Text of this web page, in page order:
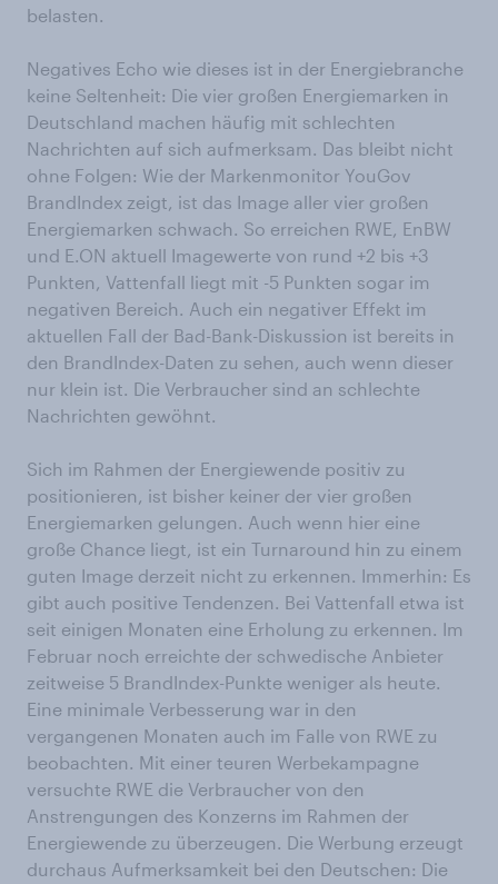
belasten.
Negatives Echo wie dieses ist in der Energiebranche
keine Seltenheit: Die vier großen Energiemarken in
Deutschland machen häufig mit schlechten
Nachrichten auf sich aufmerksam. Das bleibt nicht
ohne Folgen: Wie der Markenmonitor YouGov
BrandIndex zeigt, ist das Image aller vier großen
Energiemarken schwach. So erreichen RWE, EnBW
und E.ON aktuell Imagewerte von rund +2 bis +3
Punkten, Vattenfall liegt mit -5 Punkten sogar im
negativen Bereich. Auch ein negativer Effekt im
aktuellen Fall der Bad-Bank-Diskussion ist bereits in
den BrandIndex-Daten zu sehen, auch wenn dieser
nur klein ist. Die Verbraucher sind an schlechte
Nachrichten gewöhnt.
Sich im Rahmen der Energiewende positiv zu
positionieren, ist bisher keiner der vier großen
Energiemarken gelungen. Auch wenn hier eine
große Chance liegt, ist ein Turnaround hin zu einem
guten Image derzeit nicht zu erkennen. Immerhin: Es
gibt auch positive Tendenzen. Bei Vattenfall etwa ist
seit einigen Monaten eine Erholung zu erkennen. Im
Februar noch erreichte der schwedische Anbieter
zeitweise 5 BrandIndex-Punkte weniger als heute.
Eine minimale Verbesserung war in den
vergangenen Monaten auch im Falle von RWE zu
beobachten. Mit einer teuren Werbekampagne
versuchte RWE die Verbraucher von den
Anstrengungen des Konzerns im Rahmen der
Energiewende zu überzeugen. Die Werbung erzeugt
durchaus Aufmerksamkeit bei den Deutschen: Die